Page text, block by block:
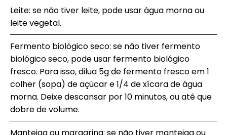
Leite: se não tiver leite, pode usar água morna ou
leite vegetal.
Fermento biológico seco: se não tiver fermento
biológico seco, pode usar fermento biológico
fresco. Para isso, dilua 5g de fermento fresco em 1
colher (sopa) de açúcar e 1/4 de xícara de água
morna. Deixe descansar por 10 minutos, ou até que
dobre de volume.